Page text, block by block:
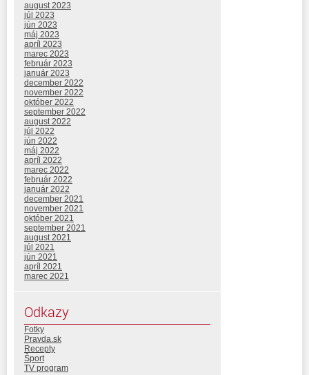
august 2023
júl 2023
jún 2023
máj 2023
apríl 2023
marec 2023
február 2023
január 2023
december 2022
november 2022
október 2022
september 2022
august 2022
júl 2022
jún 2022
máj 2022
apríl 2022
marec 2022
február 2022
január 2022
december 2021
november 2021
október 2021
september 2021
august 2021
júl 2021
jún 2021
apríl 2021
marec 2021
Odkazy
Fotky
Pravda.sk
Recepty
Šport
TV program